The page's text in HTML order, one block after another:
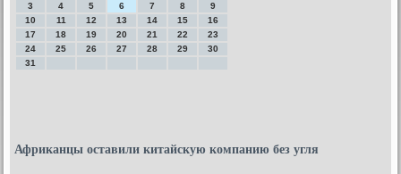
3
4 5 6 7 8
9
10
11 12 13 14 15
16
17
18 19 20 21 22
23
24
25 26 27 28 29
30
31
Африканцы оставили китайскую компанию без угля